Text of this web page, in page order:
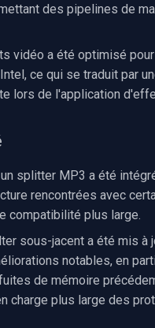
des pipelines de
vidéo a été optimisé
ce qui se traduit par
lors de l'application
un splitter MP3 a été
rencontrées avec
compatibilité plus large.
sous-jacent a été mis à
notables, en
de mémoire
charge plus large des